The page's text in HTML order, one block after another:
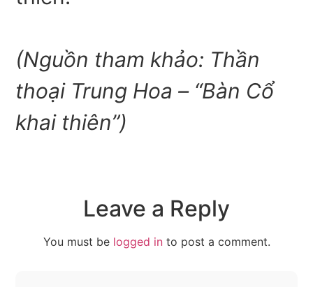
(Nguồn tham khảo: Thần
thoại Trung Hoa – “Bàn Cổ
khai thiên”)
Leave a Reply
You must be logged into post a comment.